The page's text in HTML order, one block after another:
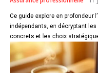
Ce guide explore en profondeur
indépendants, en décryptant
concrets et les choix